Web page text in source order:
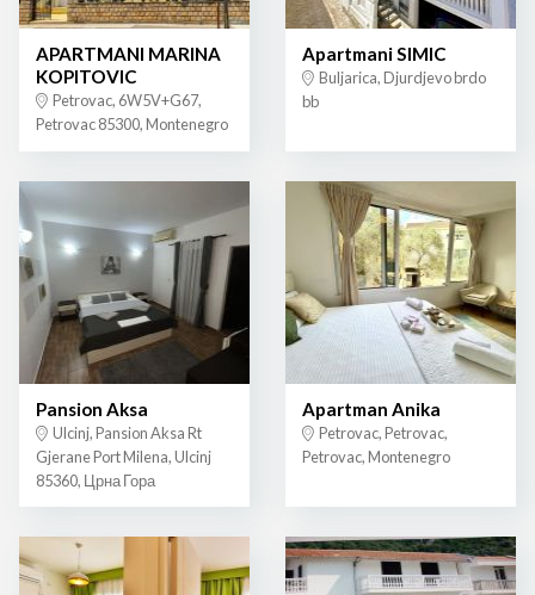
APARTMANI MARINA
KOPITOVIC
Petrovac, 6W5V+G67,
Petrovac 85300, Montenegro
Apartmani SIMIC
Buljarica, Djurdjevo brdo
bb
Pansion Aksa
Ulcinj, Pansion Aksa Rt
Gjerane Port Milena, Ulcinj
85360, Црна Гора
Apartman Anika
Petrovac, Petrovac,
Petrovac, Montenegro